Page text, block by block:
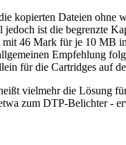
kopierten Dateien
ist die begrenzte
46 Mark für je 10
Empfehlung
für die Cartridges auf
vielmehr die Lösung
zum DTP-Belichter -